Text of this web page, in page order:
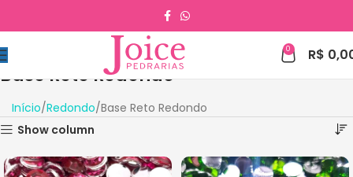
0 R$
Base Reto Redondo
Início Redondo Base Reto Redondo
Show column